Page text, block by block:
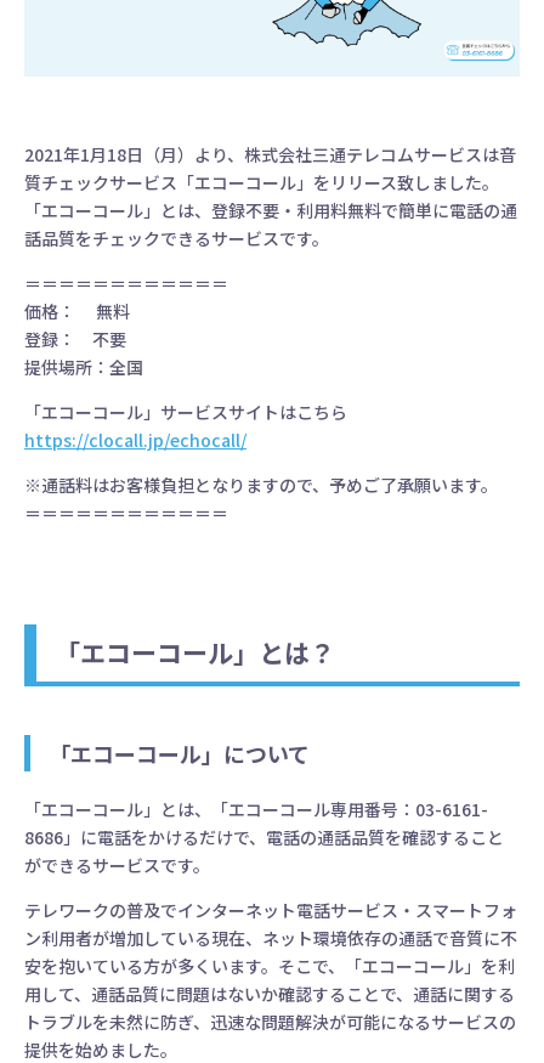
2021年1月18日（月）より、株式会社三通テレコムサービスは音
質チェックサービス「エコーコール」をリリース致しました。
「エコーコール」とは、登録不要・利用料無料で簡単に電話の通
話品質をチェックできるサービスです。
＝＝＝＝＝＝＝＝＝＝＝＝
価格： 無料
登録： 不要
提供場所：全国
「エコーコール」サービスサイトはこちら
https://clocall.jp/echocall/
※通話料はお客様負担となりますので、予めご了承願います。
＝＝＝＝＝＝＝＝＝＝＝＝
「エコーコール」とは？
「エコーコール」について
「エコーコール」とは、「エコーコール専用番号：03-6161-
8686」に電話をかけるだけで、電話の通話品質を確認すること
ができるサービスです。
テレワークの普及でインターネット電話サービス・スマートフォ
ン利用者が増加している現在、ネット環境依存の通話で音質に不
安を抱いている方が多くいます。そこで、「エコーコール」を利
用して、通話品質に問題はないか確認することで、通話に関する
トラブルを未然に防ぎ、迅速な問題解決が可能になるサービスの
提供を始めました。